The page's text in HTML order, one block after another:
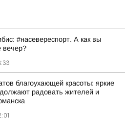
#насевереспорт. А как вы
вечер?
благоухающей красоты: яркие
радовать жителей и